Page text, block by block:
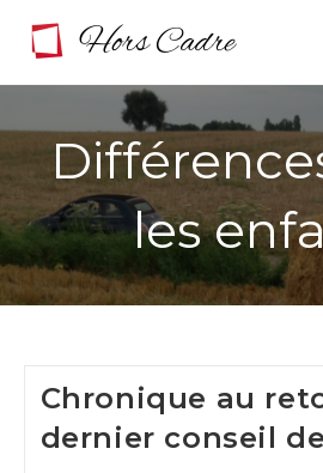
les
Chronique au
dernier conseil